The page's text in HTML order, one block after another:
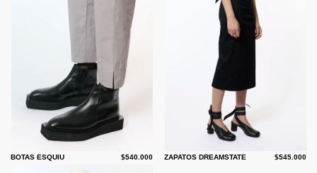
BOTAS ESQUIU $540.000 ZAPATOS DREAMSTATE $545.000